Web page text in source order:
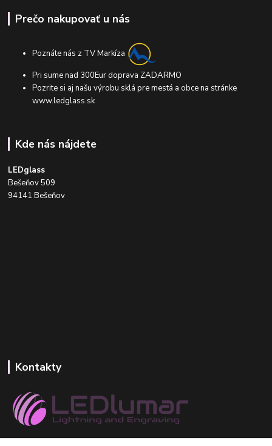
Prečo nakupovať u nás
Poznáte nás z TV Markíza
Pri sume nad 300Eur doprava ZADARMO
Pozrite si aj našu výrobu sklá pre mestá a obce na stránke
www.ledglass.sk
Kde nás nájdete
LEDglass
Bešeňov 509
94141 Bešeňov
Kontakty